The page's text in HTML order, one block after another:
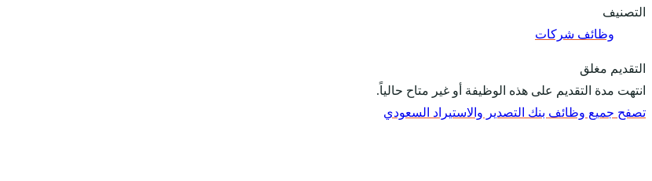
التصنيف
وظائف شركات
التقديم مغلق
انتهت مدة التقديم على هذه الوظيفة أو غير متاح حالياً.
تصفح جميع وظائف بنك التصدير والاستيراد السعودي